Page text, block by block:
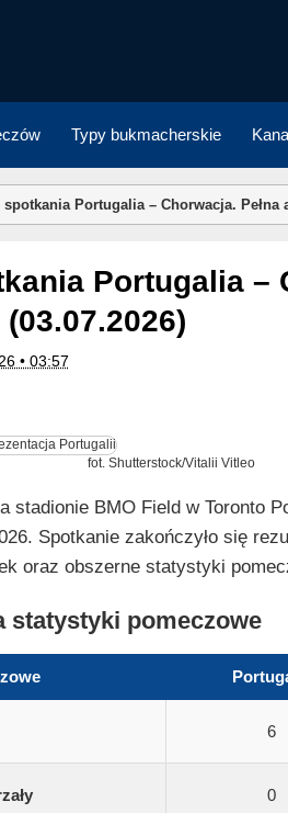
Typy bukmacherskie
Portugalia – Chorwacja. Pełna
• 03:57
fot. Shutterstock/Vitalii Vitleo
stadionie BMO Field w Toronto
Spotkanie zakończyło się
oraz obszerne statystyki
statystyki pomeczowe
6
0